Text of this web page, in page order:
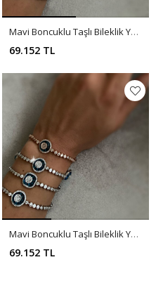
Mavi Boncuklu Taşlı Bileklik Y00023
69.152 TL
Mavi Boncuklu Taşlı Bileklik Y00021
69.152 TL